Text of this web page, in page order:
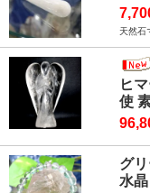
天然石
ヒ
使
グ
水晶